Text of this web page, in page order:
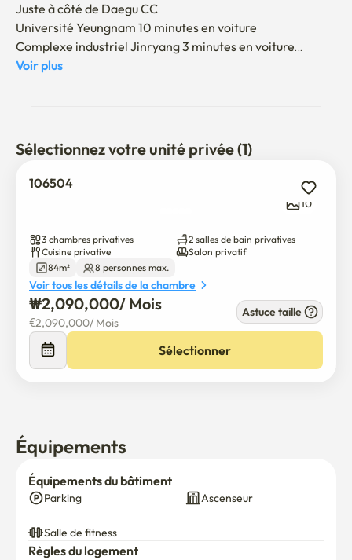
Juste à côté de Daegu CC
Université Yeungnam 10 minutes en voiture
Complexe industriel Jinryang 3 minutes en voiture
C'est un appartement, alors taisez-vous après 9 heures.
Les animaux domestiques sont interdits.
Voir plus
Sélectionnez votre unité privée (1)
106504
10
3 chambres privatives
2 salles de bain privatives
Cuisine privative
Salon privatif
84m²
8 personnes max.
Voir tous les détails de la chambre
₩2,090,000/ Mois
€2,090,000/ Mois
Astuce taille
Sélectionner
Équipements
Équipements du bâtiment
Parking Ascenseur
Salle de fitness
Règles du logement